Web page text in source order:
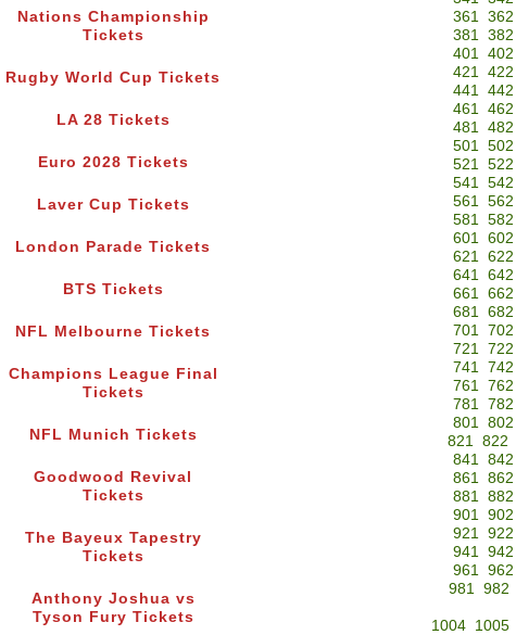
Nations Championship
Tickets
Rugby World Cup Tickets
LA 28 Tickets
Euro 2028 Tickets
Laver Cup Tickets
London Parade Tickets
BTS Tickets
NFL Melbourne Tickets
Champions League Final
Tickets
NFL Munich Tickets
Goodwood Revival
Tickets
The Bayeux Tapestry
Tickets
Anthony Joshua vs
Tyson Fury Tickets
361 362
381 382
401 402
421 422
441 442
461 462
481 482
501 502
521 522
541 542
561 562
581 582
601 602
621 622
641 642
661 662
681 682
701 702
721 722
741 742
761 762
781 782
801 802
821 822
841 842
861 862
881 882
901 902
921 922
941 942
961 962
981 982
1004 1005